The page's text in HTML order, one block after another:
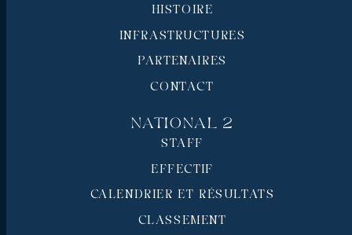
HISTOIRE
INFRASTRUCTURES
PARTENAIRES
CONTACT
National 2
STAFF
EFFECTIF
CALENDRIER ET RÉSULTATS
CLASSEMENT